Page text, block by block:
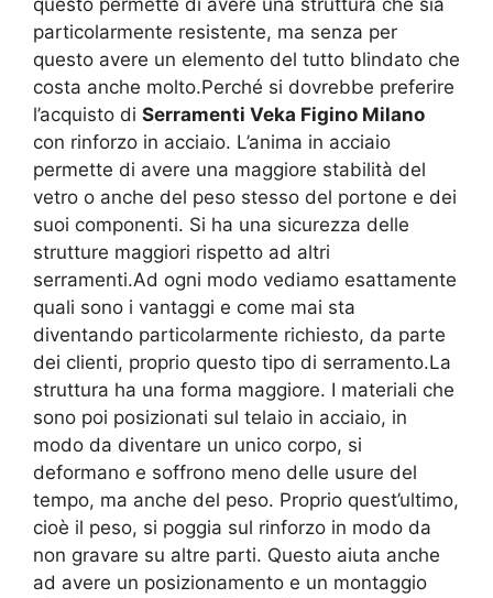
questo permette di avere una struttura che sia
particolarmente resistente, ma senza per
questo avere un elemento del tutto blindato che
costa anche molto.Perché si dovrebbe preferire
l’acquisto di Serramenti Veka Figino Milano
con rinforzo in acciaio. L’anima in acciaio
permette di avere una maggiore stabilità del
vetro o anche del peso stesso del portone e dei
suoi componenti. Si ha una sicurezza delle
strutture maggiori rispetto ad altri
serramenti.Ad ogni modo vediamo esattamente
quali sono i vantaggi e come mai sta
diventando particolarmente richiesto, da parte
dei clienti, proprio questo tipo di serramento.La
struttura ha una forma maggiore. I materiali che
sono poi posizionati sul telaio in acciaio, in
modo da diventare un unico corpo, si
deformano e soffrono meno delle usure del
tempo, ma anche del peso. Proprio quest’ultimo,
cioè il peso, si poggia sul rinforzo in modo da
non gravare su altre parti. Questo aiuta anche
ad avere un posizionamento e un montaggio